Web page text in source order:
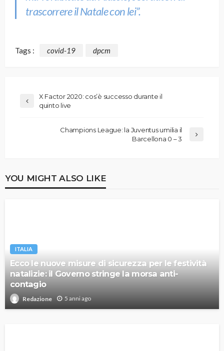
trascorrere il Natale con lei”.
Tags : covid-19 dpcm
X Factor 2020: cos’è successo durante il
quinto live
Champions League: la Juventus umilia il
Barcellona 0 – 3
YOU MIGHT ALSO LIKE
ITALIA
Ecco le nuove misure di sicurezza per le festività
natalizie: il Governo stringe la morsa anti-
contagio
Redazione 5 anni ago